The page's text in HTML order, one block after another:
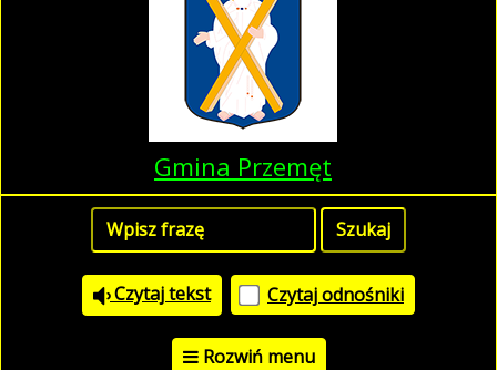
Gmina Przemęt
Czytaj tekst Czytaj odnośniki
Rozwiń menu